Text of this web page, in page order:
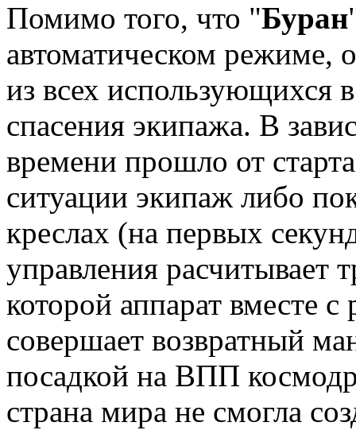
Помимо того, что "Буран
автоматическом режиме,
из всех использующихся
спасения экипажа. В
времени прошло от
ситуации экипаж либо
креслах (на первых
управления расчитывает
которой аппарат вместе
совершает возвратный
посадкой на ВПП
страна мира не смогла